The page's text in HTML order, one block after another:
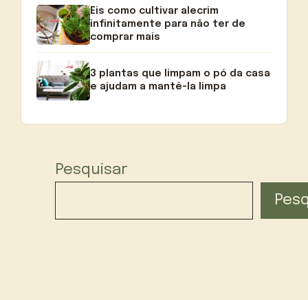
Eis como cultivar alecrim
infinitamente para não ter de
comprar mais
3 plantas que limpam o pó da casa
e ajudam a mantê-la limpa
Pesquisar